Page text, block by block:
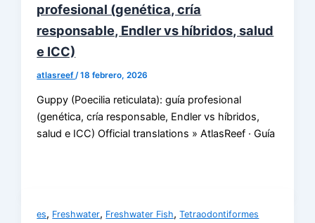
profesional (genética, cría
responsable, Endler vs híbridos, salud
e ICC)
atlasreef /18 febrero, 2026
Guppy (Poecilia reticulata): guía profesional
(genética, cría responsable, Endler vs híbridos,
salud e ICC) Official translations » AtlasReef · Guía
es, Freshwater, Freshwater Fish,Tetraodontiformes